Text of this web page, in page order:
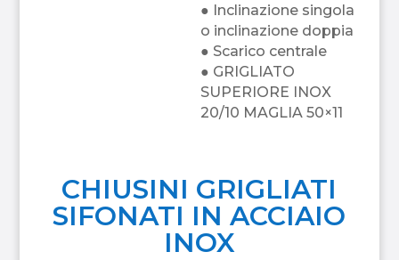
● Inclinazione singola
o inclinazione doppia
● Scarico centrale
● GRIGLIATO
SUPERIORE INOX
20/10 MAGLIA 50×11
CHIUSINI GRIGLIATI
SIFONATI IN ACCIAIO
INOX